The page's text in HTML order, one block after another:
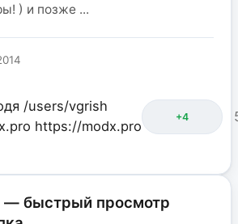
) и позже ...
/users/vgrish
https://modx.pro
+4
— быстрый просмотр